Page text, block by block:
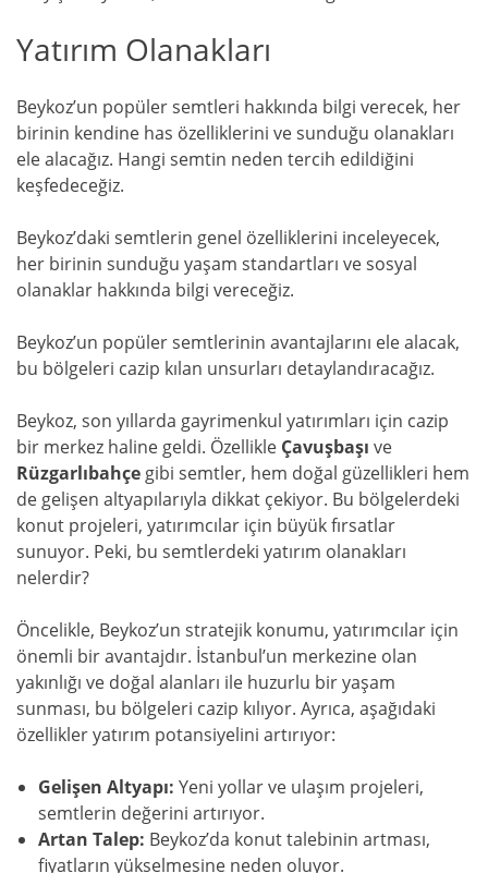
Yatırım Olanakları
Beykoz’un popüler semtleri hakkında bilgi verecek, her
birinin kendine has özelliklerini ve sunduğu olanakları
ele alacağız. Hangi semtin neden tercih edildiğini
keşfedeceğiz.
Beykoz’daki semtlerin genel özelliklerini inceleyecek,
her birinin sunduğu yaşam standartları ve sosyal
olanaklar hakkında bilgi vereceğiz.
Beykoz’un popüler semtlerinin avantajlarını ele alacak,
bu bölgeleri cazip kılan unsurları detaylandıracağız.
Beykoz, son yıllarda gayrimenkul yatırımları için cazip
bir merkez haline geldi. Özellikle Çavuşbaşı ve
Rüzgarlıbahçe gibi semtler, hem doğal güzellikleri hem
de gelişen altyapılarıyla dikkat çekiyor. Bu bölgelerdeki
konut projeleri, yatırımcılar için büyük fırsatlar
sunuyor. Peki, bu semtlerdeki yatırım olanakları
nelerdir?
Öncelikle, Beykoz’un stratejik konumu, yatırımcılar için
önemli bir avantajdır. İstanbul’un merkezine olan
yakınlığı ve doğal alanları ile huzurlu bir yaşam
sunması, bu bölgeleri cazip kılıyor. Ayrıca, aşağıdaki
özellikler yatırım potansiyelini artırıyor:
Gelişen Altyapı: Yeni yollar ve ulaşım projeleri,
semtlerin değerini artırıyor.
Artan Talep: Beykoz’da konut talebinin artması,
fiyatların yükselmesine neden oluyor.